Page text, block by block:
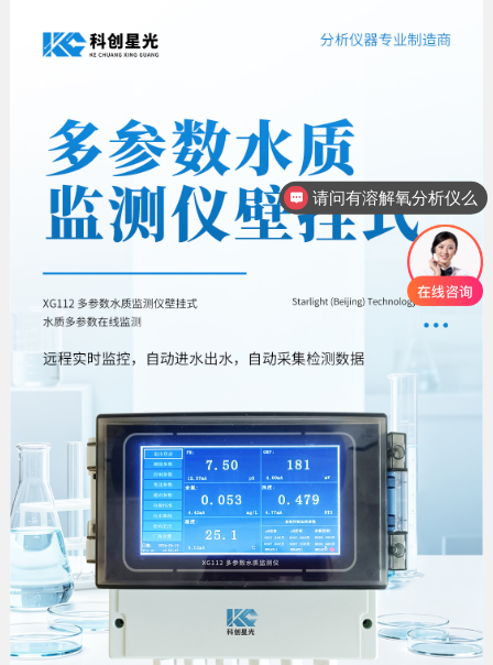
请问有溶解氧分析仪么
想咨询下硅酸根分析仪